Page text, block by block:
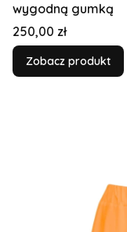
wygodną gumką
Cena
250,00 zł
Zobacz produkt